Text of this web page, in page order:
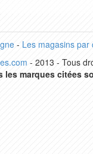
- Les magasins par
- 2013 - Tous
les marques citées